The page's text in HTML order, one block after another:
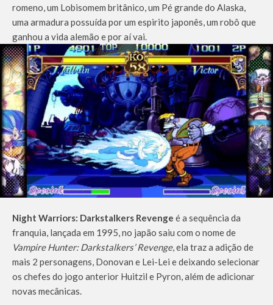
romeno, um Lobisomem britânico, um Pé grande do Alaska,
uma armadura possuída por um espirito japonês, um robô que
ganhou a vida alemão e por aí vai.
Night Warriors: Darkstalkers Revenge é a sequência da
franquia, lançada em 1995, no japão saiu com o nome de
Vampire Hunter: Darkstalkers’ Revenge, ela traz a adição de
mais 2 personagens, Donovan e Lei-Lei e deixando selecionar
os chefes do jogo anterior Huitzil e Pyron, além de adicionar
novas mecânicas.